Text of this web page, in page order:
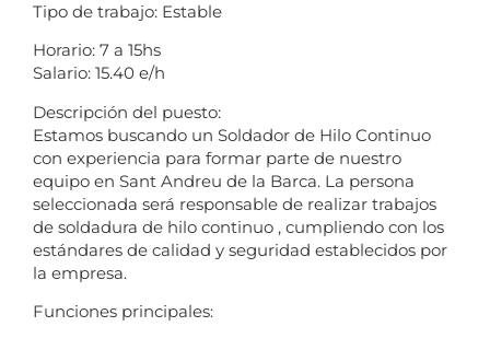
Tipo de trabajo: Estable
Horario: 7 a 15hs
Salario: 15.40 e/h
Descripción del puesto:
Estamos buscando un Soldador de Hilo Continuo
con experiencia para formar parte de nuestro
equipo en Sant Andreu de la Barca. La persona
seleccionada será responsable de realizar trabajos
de soldadura de hilo continuo , cumpliendo con los
estándares de calidad y seguridad establecidos por
la empresa.
Funciones principales: